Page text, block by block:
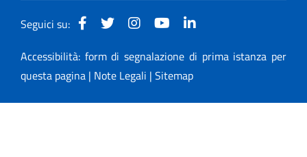
Seguici su:
Accessibilità: form di segnalazione di prima istanza per
questa pagina | Note Legali | Sitemap